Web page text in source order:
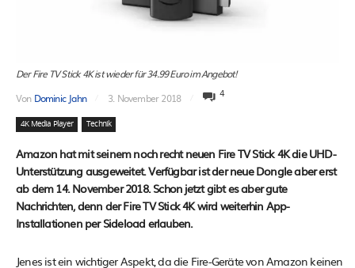
Der Fire TV Stick 4K ist wieder für 34.99 Euro im Angebot!
Von Dominic Jahn 3. November 2018 4
4K Media Player Technik
Amazon hat mit seinem noch recht neuen Fire TV Stick 4K die UHD-
Unterstützung ausgeweitet. Verfügbar ist der neue Dongle aber erst
ab dem 14. November 2018. Schon jetzt gibt es aber gute
Nachrichten, denn der Fire TV Stick 4K wird weiterhin App-
Installationen per Sideload erlauben.
Jenes ist ein wichtiger Aspekt, da die Fire-Geräte von Amazon keinen